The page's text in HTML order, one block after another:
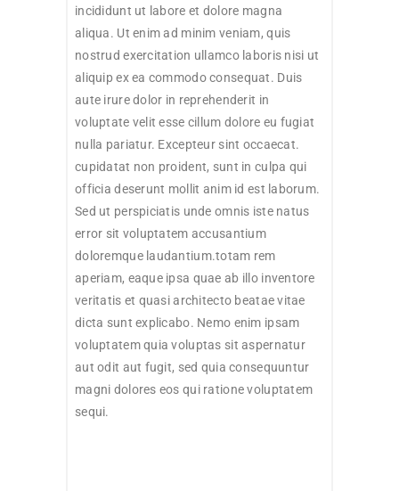
incididunt ut labore et dolore magna
aliqua. Ut enim ad minim veniam, quis
nostrud exercitation ullamco laboris nisi ut
aliquip ex ea commodo consequat. Duis
aute irure dolor in reprehenderit in
voluptate velit esse cillum dolore eu fugiat
nulla pariatur. Excepteur sint occaecat.
cupidatat non proident, sunt in culpa qui
officia deserunt mollit anim id est laborum.
Sed ut perspiciatis unde omnis iste natus
error sit voluptatem accusantium
doloremque laudantium.totam rem
aperiam, eaque ipsa quae ab illo inventore
veritatis et quasi architecto beatae vitae
dicta sunt explicabo. Nemo enim ipsam
voluptatem quia voluptas sit aspernatur
aut odit aut fugit, sed quia consequuntur
magni dolores eos qui ratione voluptatem
sequi.